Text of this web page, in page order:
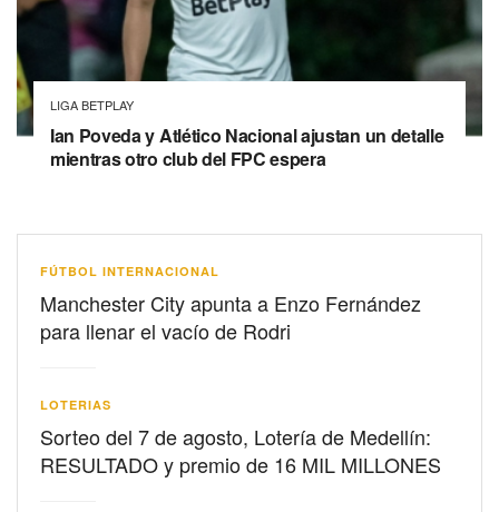
LIGA BETPLAY
Ian Poveda y Atlético Nacional ajustan un detalle
mientras otro club del FPC espera
FÚTBOL INTERNACIONAL
Manchester City apunta a Enzo Fernández
para llenar el vacío de Rodri
LOTERIAS
Sorteo del 7 de agosto, Lotería de Medellín:
RESULTADO y premio de 16 MIL MILLONES